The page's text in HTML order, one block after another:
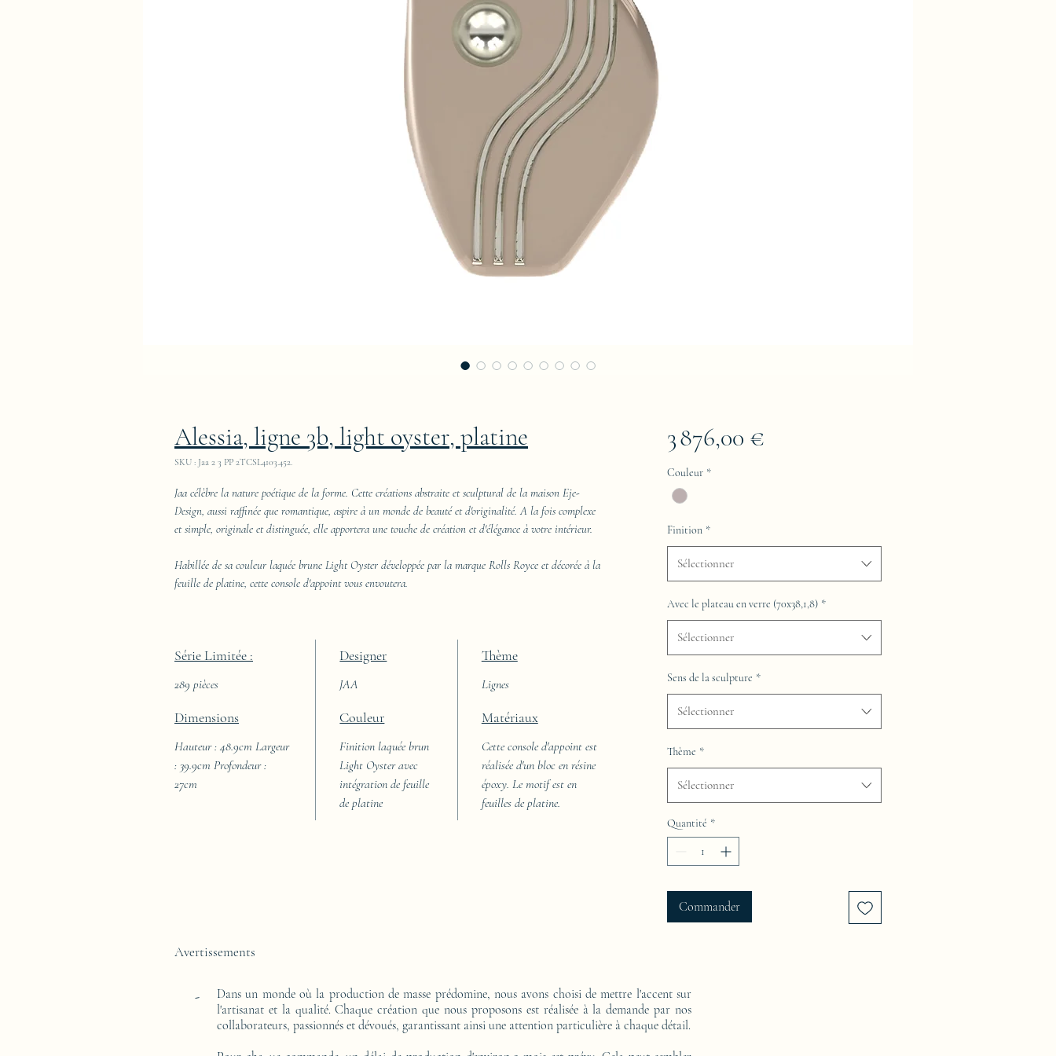
Alessia, ligne 3b, light oyster, platine
SKU : Jaa 2 3 PP 2TCSL4103.452.
Jaa célèbre la nature poétique de la forme. Cette créations abstraite et sculptural de la maison Eje-
Design, aussi raffinée que romantique, aspire à un monde de beauté et d'originalité. A la fois complexe
et simple, originale et distinguée, elle apportera une touche de création et d'élégance à votre intérieur.
Habillée de sa couleur laquée brune Light Oyster développée par la marque Rolls Royce et décorée à la
feuille de platine, cette console d'appoint vous envoutera.
Série Limitée :
289 pièces
Designer
JAA
Thème
Lignes
Dimensions
Hauteur : 48.9cm Largeur
: 39.9cm Profondeur :
27cm
Couleur
Finition laquée brun
Light Oyster avec
intégration de feuille
de platine
Matériaux
Cette console d'appoint est
réalisée d'un bloc en résine
époxy. Le motif est en
feuilles de platine.
3 876,00 €Prix
Couleur *
Finition *
Sélectionner
Avec le plateau en verre (70x38,1,8) *
Sélectionner
Sens de la sculpture *
Sélectionner
Thème *
Sélectionner
Quantité *
Commander
Avertissements
-
Dans un monde où la production de masse prédomine, nous avons choisi de mettre l'accent sur
l'artisanat et la qualité. Chaque création que nous proposons est réalisée à la demande par nos
collaborateurs, passionnés et dévoués, garantissant ainsi une attention particulière à chaque détail.